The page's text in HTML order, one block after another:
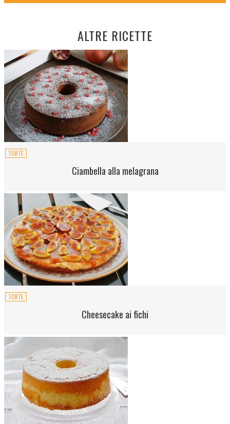
ALTRE RICETTE
TORTE
Ciambella alla melagrana
TORTE
Cheesecake ai fichi